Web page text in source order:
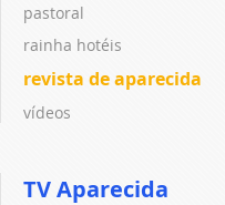
pastoral
rainha hotéis
revista de aparecida
vídeos
TV Aparecida